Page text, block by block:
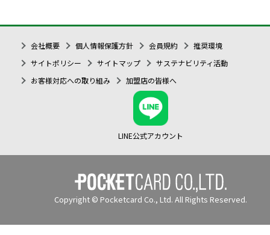
会社概要 個人情報保護方針 会員規約
推奨環境
サイトポリシー
サイトマップ
サステナビリティ活動
お客様対応への取り組み
加盟店の皆様へ
LINE公式アカウント
Copyright © Pocketcard Co., Ltd. All Rights Reserved.